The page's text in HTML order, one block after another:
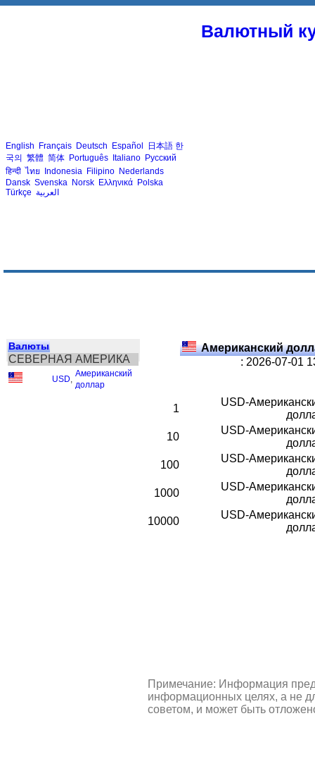
Валютный
English Français Deutsch Español 日本語 한
국의 繁體 简体 Português Italiano Русский
हिन्दी ไทย Indonesia Filipino Nederlands
Dansk Svenska Norsk Ελληνικά Polska
Türkçe العربية
Валюты
СЕВЕРНАЯ АМЕРИКА
USD
Американский
доллар
Американский
: 2026-07-01
1
USD-
10
USD-
100
USD-
1000
USD-
10000
USD-
Примечание: Информация
информационных целях, а не
советом, и может быть